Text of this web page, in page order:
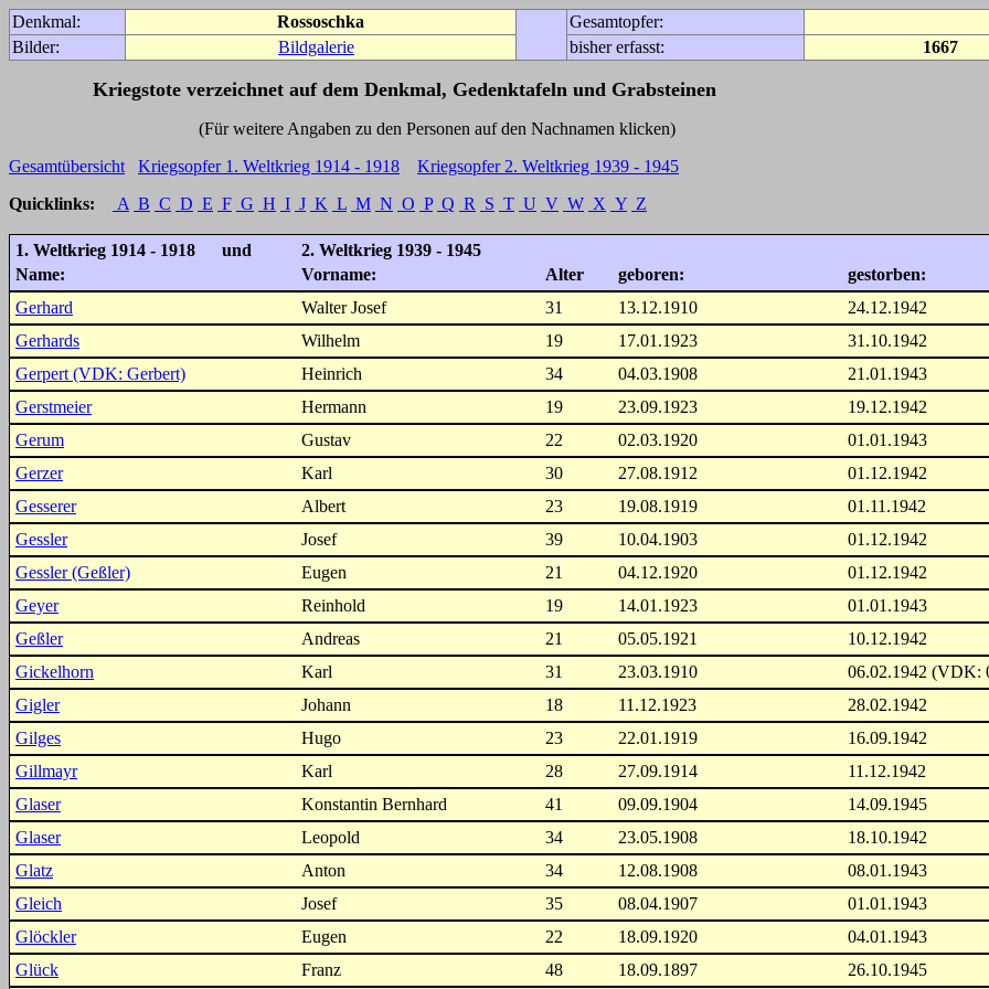
Denkmal: Rossoschka
Gesamtopfer:
Bilder:
Bildgalerie bisher erfasst: 1667
Kriegstote verzeichnet auf dem Denkmal, Gedenktafeln und Grabsteinen
(Für weitere Angaben zu den Personen auf den Nachnamen klicken)
Gesamtübersicht
Kriegsopfer 1. Weltkrieg 1914 - 1918
Kriegsopfer 2. Weltkrieg 1939 - 1945
Quicklinks:
A B C D E F G H I J K L M N O P Q R S T U V W X Y Z
1. Weltkrieg 1914 - 1918 und
2. Weltkrieg 1939 - 1945
Name:
Vorname: Alter geboren:
gestorben:
Gerhard
Walter Josef 31 13.12.1910
24.12.1942
Gerhards
Wilhelm 19 17.01.1923
31.10.1942
Gerpert (VDK: Gerbert)
Heinrich 34 04.03.1908
21.01.1943
Gerstmeier
Hermann 19 23.09.1923
19.12.1942
Gerum
Gustav 22 02.03.1920
01.01.1943
Gerzer
Karl 30 27.08.1912
01.12.1942
Gesserer
Albert 23 19.08.1919
01.11.1942
Gessler
Josef 39 10.04.1903
01.12.1942
Gessler (Geßler)
Eugen 21 04.12.1920
01.12.1942
Geyer
Reinhold 19 14.01.1923
01.01.1943
Geßler
Andreas 21 05.05.1921
10.12.1942
Gickelhorn
Karl 31 23.03.1910
06.02.1942 (VDK:
Gigler
Johann 18 11.12.1923
28.02.1942
Gilges
Hugo 23 22.01.1919
16.09.1942
Gillmayr
Karl 28 27.09.1914
11.12.1942
Glaser
Konstantin Bernhard 41 09.09.1904
14.09.1945
Glaser
Leopold 34 23.05.1908
18.10.1942
Glatz
Anton 34 12.08.1908
08.01.1943
Gleich
Josef 35 08.04.1907
01.01.1943
Glöckler
Eugen 22 18.09.1920
04.01.1943
Glück
Franz 48 18.09.1897 26.10.1945